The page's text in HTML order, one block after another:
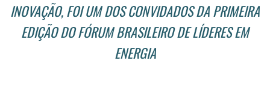
INOVAÇÃO, FOI UM DOS CONVIDADOS DA PRIMEIRA
EDIÇÃO DO FÓRUM BRASILEIRO DE LÍDERES EM
ENERGIA